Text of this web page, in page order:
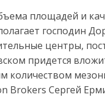
площадей и
господин
центры,
придется
количеством
Brokers Сергей